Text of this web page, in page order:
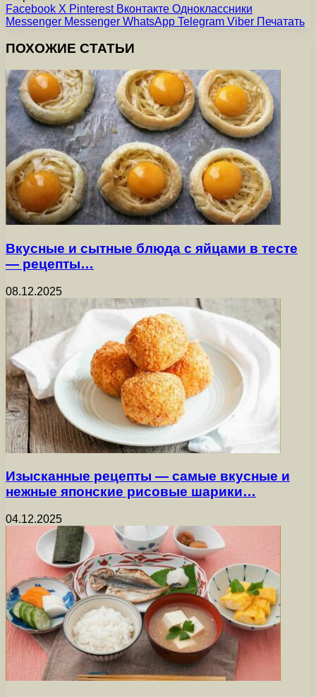
Facebook X Pinterest Вконтакте Одноклассники
Messenger Messenger WhatsApp Telegram Viber Печатать
ПОХОЖИЕ СТАТЬИ
Вкусные и сытные блюда с яйцами в тесте
— рецепты…
08.12.2025
Изысканные рецепты — самые вкусные и
нежные японские рисовые шарики…
04.12.2025